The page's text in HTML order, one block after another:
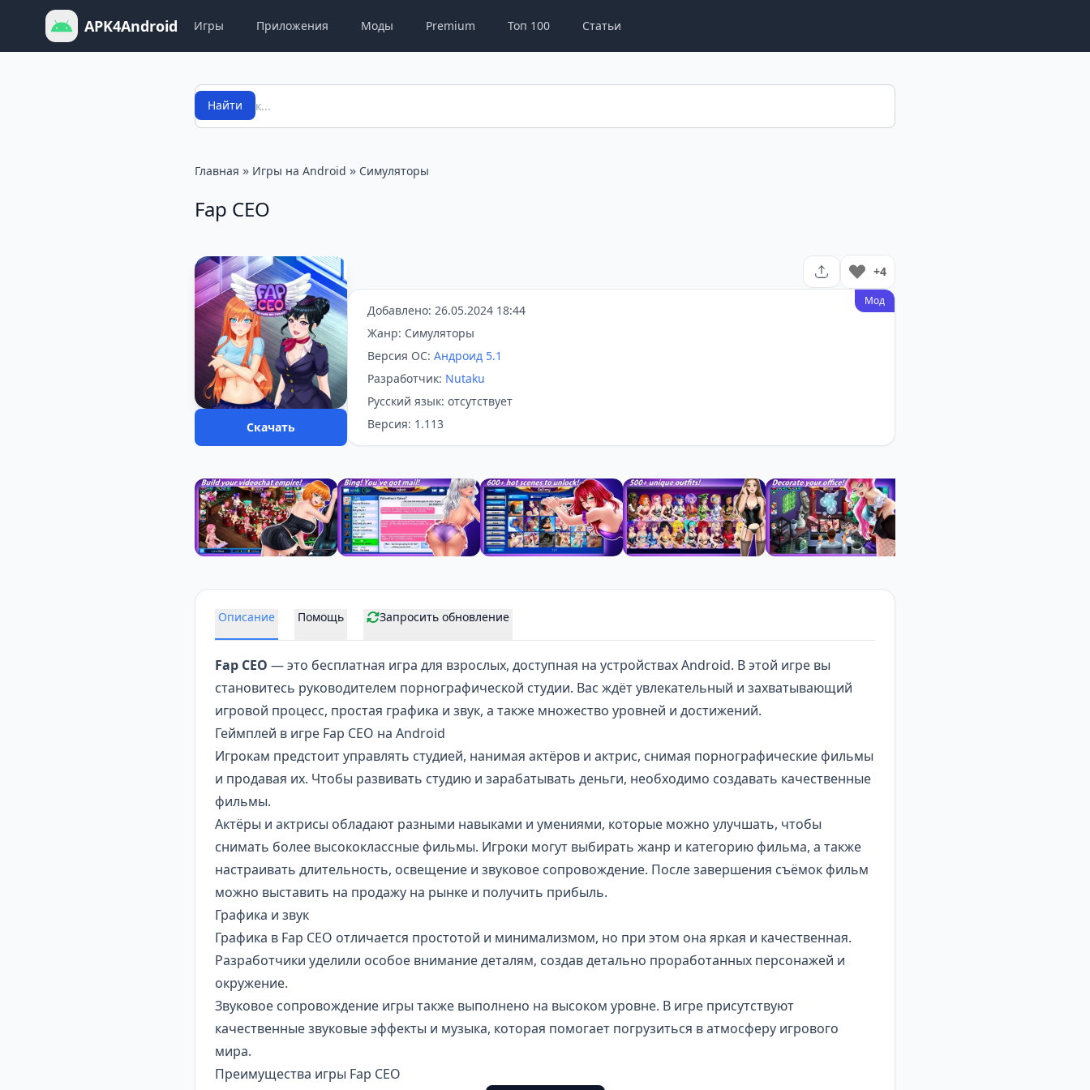
APK4Android Игры Приложения Моды Premium Топ 100 Статьи
Поиск
Найти
Главная » Игры на Android » Симуляторы
Fap CEO
Скачать
+4
Мод
Добавлено: 26.05.2024 18:44
Жанр: Симуляторы
Версия ОС: Андроид 5.1
Разработчик: Nutaku
Русский язык: отсутствует
Версия: 1.113
Описание Помощь Запросить обновление
Fap CEO — это бесплатная игра для взрослых, доступная на устройствах Android. В этой игре вы
становитесь руководителем порнографической студии. Вас ждёт увлекательный и захватывающий
игровой процесс, простая графика и звук, а также множество уровней и достижений.
Геймплей в игре Fap CEO на Android
Игрокам предстоит управлять студией, нанимая актёров и актрис, снимая порнографические фильмы
и продавая их. Чтобы развивать студию и зарабатывать деньги, необходимо создавать качественные
фильмы.
Актёры и актрисы обладают разными навыками и умениями, которые можно улучшать, чтобы
снимать более высококлассные фильмы. Игроки могут выбирать жанр и категорию фильма, а также
настраивать длительность, освещение и звуковое сопровождение. После завершения съёмок фильм
можно выставить на продажу на рынке и получить прибыль.
Графика и звук
Графика в Fap CEO отличается простотой и минимализмом, но при этом она яркая и качественная.
Разработчики уделили особое внимание деталям, создав детально проработанных персонажей и
окружение.
Звуковое сопровождение игры также выполнено на высоком уровне. В игре присутствуют
качественные звуковые эффекты и музыка, которая помогает погрузиться в атмосферу игрового
мира.
Преимущества игры Fap CEO